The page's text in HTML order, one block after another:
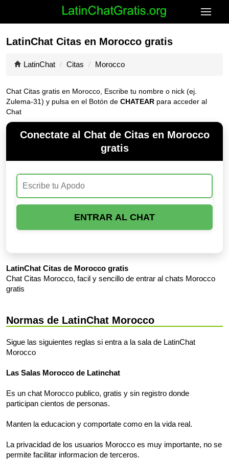
LatinChat Citas en Morocco gratis
LatinChat Citas Morocco
Chat Citas gratis en Morocco, Escribe tu nombre o nick (ej.
Zulema-31) y pulsa en el Botón de CHATEAR para acceder al
Chat
Conectate al Chat de Citas en Morocco
gratis
ENTRAR AL CHAT
LatinChat Citas de Morocco gratis
Chat Citas Morocco, facil y sencillo de entrar al chats Morocco
gratis
Normas de LatinChat Morocco
Sigue las siguientes reglas si entra a la sala de LatinChat
Morocco
Las Salas Morocco de Latinchat
Es un chat Morocco publico, gratis y sin registro donde
participan cientos de personas.
Manten la educacion y comportate como en la vida real.
La privacidad de los usuarios Morocco es muy importante, no se
permite facilitar informacion de terceros.